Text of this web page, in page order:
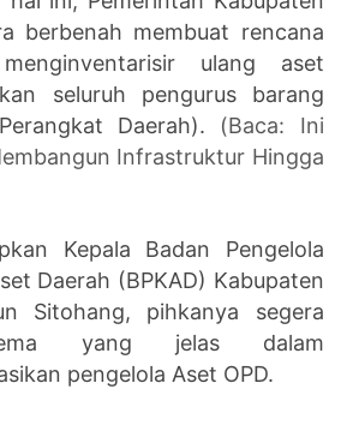
berbenah membuat rencana
ulang aset
seluruh pengurus barang
Daerah). (Baca: Ini
Infrastruktur Hingga
Kepala Badan Pengelola
Daerah (BPKAD) Kabupaten
Sitohang, pihkanya segera
yang jelas dalam
pengelola Aset OPD.